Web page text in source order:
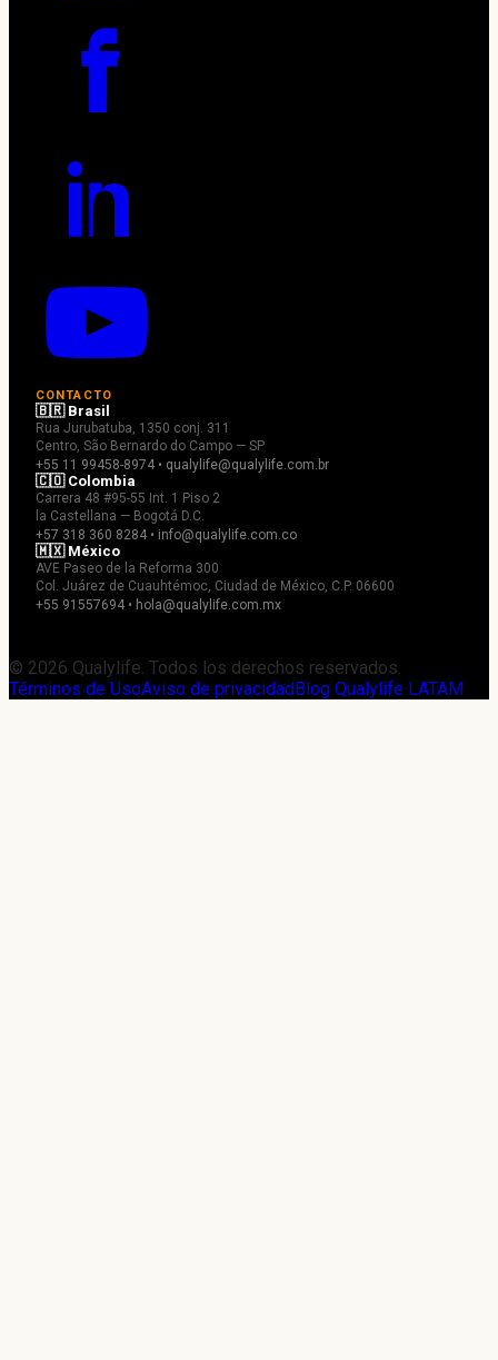
CONTACTO
🇧🇷 Brasil
Rua Jurubatuba, 1350 conj. 311
Centro, São Bernardo do Campo — SP
+55 11 99458-8974 • qualylife@qualylife.com.br
🇨🇴 Colombia
Carrera 48 #95-55 Int. 1 Piso 2
la Castellana — Bogotá D.C.
+57 318 360 8284 • info@qualylife.com.co
🇲🇽 México
AVE Paseo de la Reforma 300
Col. Juárez de Cuauhtémoc, Ciudad de México, C.P. 06600
+55 91557694 • hola@qualylife.com.mx
© 2026 Qualylife. Todos los derechos reservados.
Términos de UsoAviso de privacidadBlog Qualylife LATAM